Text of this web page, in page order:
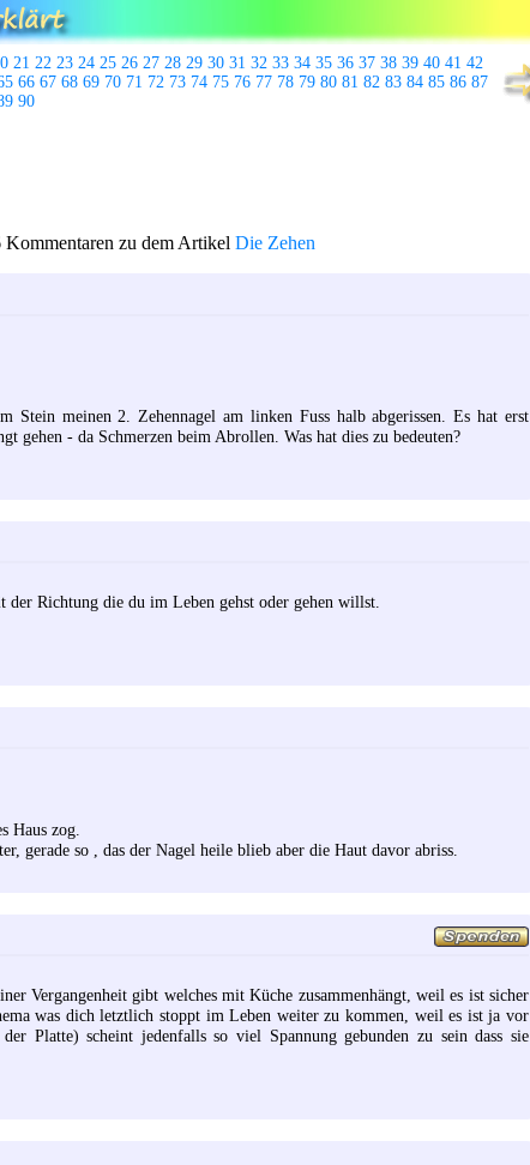
21 22 23 24 25 26 27 28 29 30 31 32 33 34 35 36 37 38 39 40 41 42
66 67 68 69 70 71 72 73 74 75 76 77 78 79 80 81 82 83 84 85 86 87
90
Kommentaren zu dem Artikel Die Zehen
meinen 2. Zehennagel am linken Fuss halb abgerissen. Es hat erst
gehen - da Schmerzen beim Abrollen. Was hat dies zu bedeuten?
Richtung die du im Leben gehst oder gehen willst.
Haus zog.
gerade so , das der Nagel heile blieb aber die Haut davor abriss.
Vergangenheit gibt welches mit Küche zusammenhängt, weil es ist sicher
was dich letztlich stoppt im Leben weiter zu kommen, weil es ist ja vor
Platte) scheint jedenfalls so viel Spannung gebunden zu sein dass sie